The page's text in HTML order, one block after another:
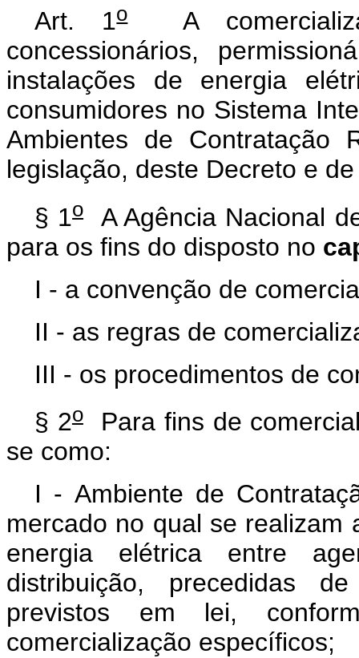
Art. 1oA
concessionários,
instalações de energia
consumidores no Sistema
Ambientes de Contratação
legislação, deste Decreto e
§ 1oA Agência Nacional
para os fins do disposto no
I - a convenção de
II - as regras de
III - os procedimentos de
§ 2oPara fins de
se como:
I - Ambiente de
mercado no qual se realizam
energia elétrica entre
distribuição, precedidas
previstos em lei,
comercialização específicos;